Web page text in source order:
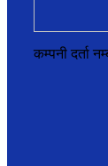
कम्पनी दर्ता